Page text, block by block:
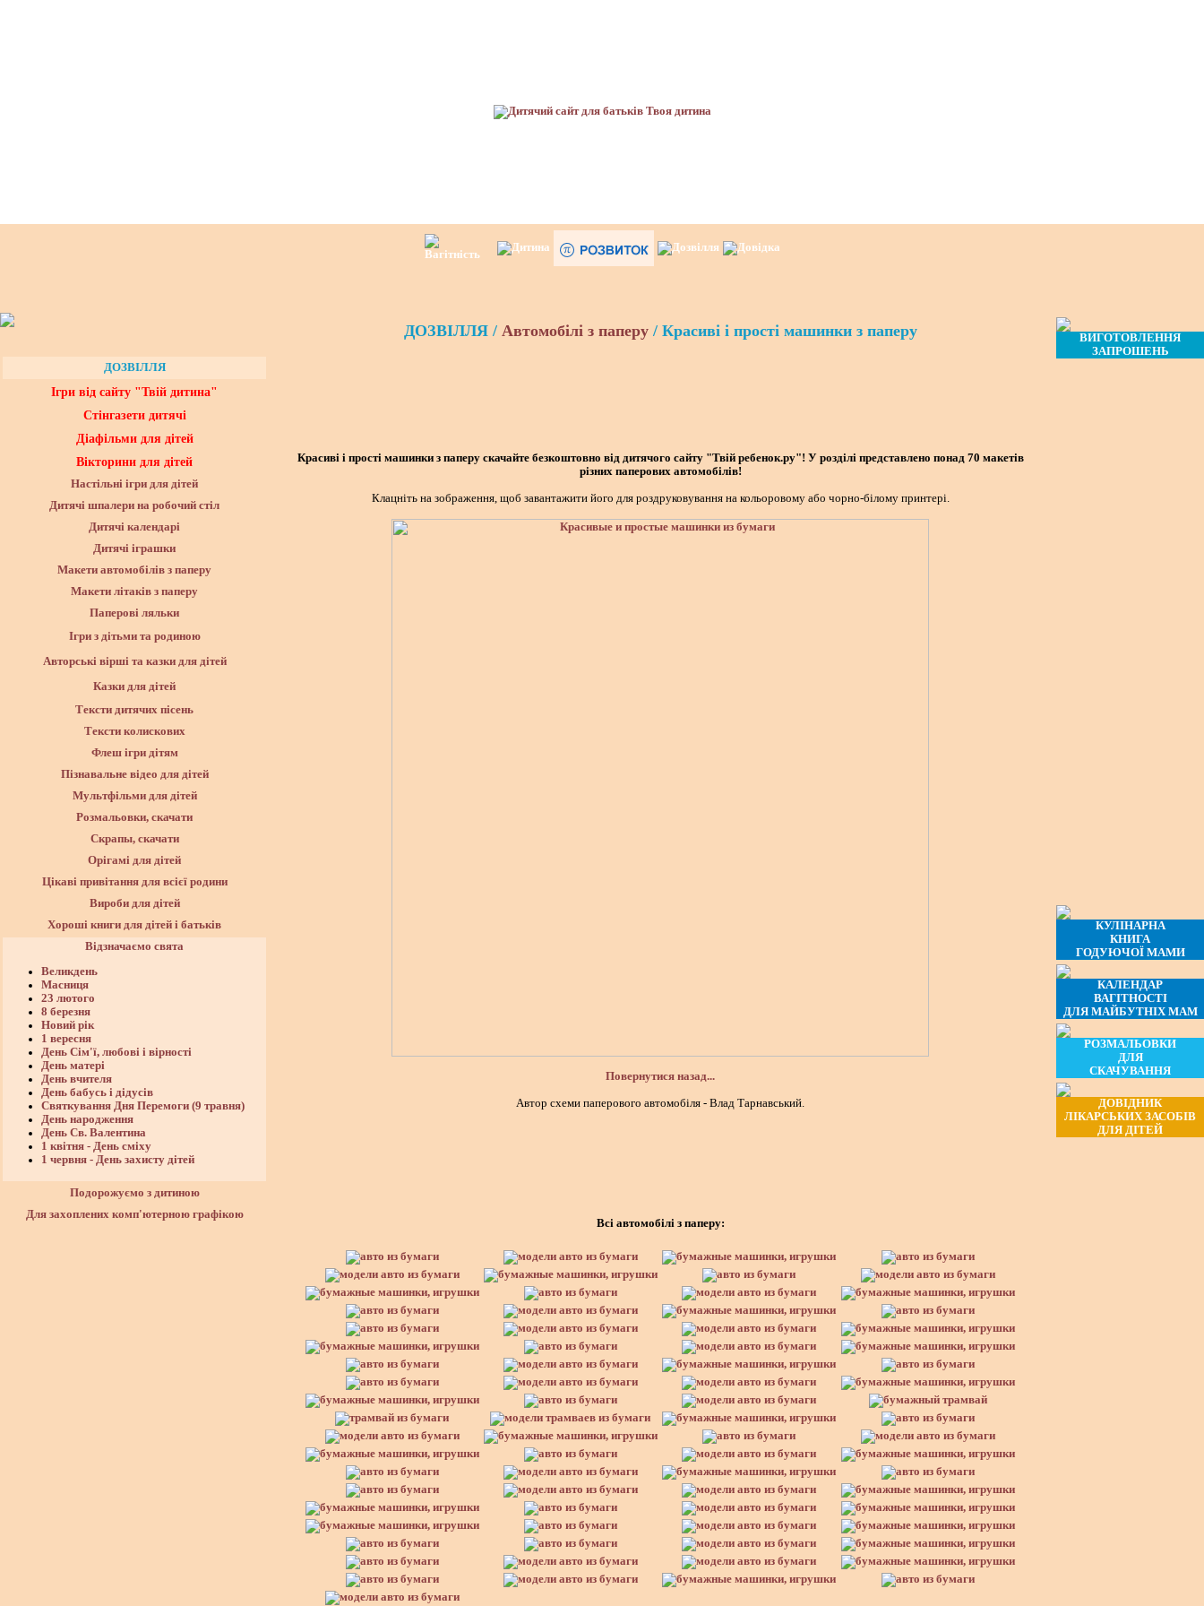
ДОЗВІЛЛЯ
Ігри від сайту "Твій дитина"
Стінгазети дитячі
Діафільми для дітей
Вікторини для дітей
Настільні ігри для дітей
Дитячі шпалери на робочий стіл
Дитячі календарі
Дитячі іграшки
Макети автомобілів з паперу
Макети літаків з паперу
Паперові ляльки
Ігри з дітьми та родиною
Авторські вірші та казки для дітей
Казки для дітей
Тексти дитячих пісень
Тексти колискових
Флеш ігри дітям
Пізнавальне відео для дітей
Мультфільми для дітей
Розмальовки, скачати
Скрапы, скачати
Орігамі для дітей
Цікаві привітання для всієї родини
Вироби для дітей
Хороші книги для дітей і батьків
Відзначаємо свята
Великдень
Масниця
23 лютого
8 березня
Новий рік
1 вересня
День Сім'ї, любові і вірності
День матері
День вчителя
День бабусь і дідусів
Святкування Дня Перемоги (9 травня)
День народження
День Св. Валентина
1 квітня - День сміху
1 червня - День захисту дітей
Подорожуємо з дитиною
Для захоплених комп'ютерною графікою
ДОЗВІЛЛЯ / Автомобілі з паперу/ Красиві і прості машинки з паперу
Красиві і прості машинки з паперу скачайте безкоштовно від дитячого сайту "Твій ребенок.ру"! У розділі представлено понад 70 макетів
різних паперових автомобілів!
Клацніть на зображення, щоб завантажити його для роздруковування на кольоровому або чорно-білому принтері.
Повернутися назад...
Автор схеми паперового автомобіля - Влад Тарнавський.
Всі автомобілі з паперу:
ВИГОТОВЛЕННЯ
ЗАПРОШЕНЬ
КУЛІНАРНА
КНИГА
ГОДУЮЧОЇ МАМИ
КАЛЕНДАР
ВАГІТНОСТІ
ДЛЯ МАЙБУТНІХ МАМ
РОЗМАЛЬОВКИ
ДЛЯ
СКАЧУВАННЯ
ДОВІДНИК
ЛІКАРСЬКИХ ЗАСОБІВ
ДЛЯ ДІТЕЙ